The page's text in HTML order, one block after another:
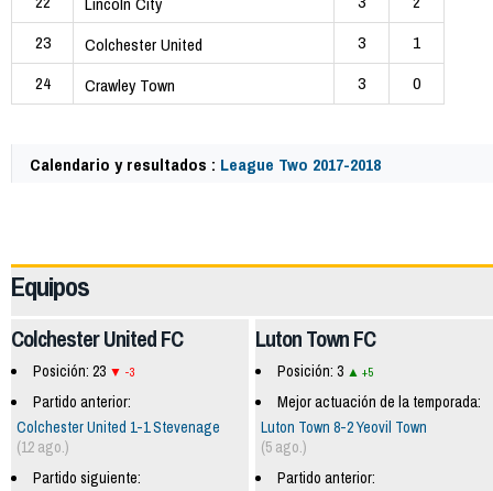
23
Colchester United 3
1
24
Crawley Town 3 0
Calendario y resultados : League Two 2017-2018
Equipos
Luton Town FC
Posición: 3 +5
Mejor actuación de la temporada:
Luton Town 8-2 Yeovil Town
(5 ago.)
Partido anterior:
Colchester United FC
Posición: 23 -3
Partido anterior:
Colchester United 1-1 Stevenage
(12 ago.)
Partido siguiente: